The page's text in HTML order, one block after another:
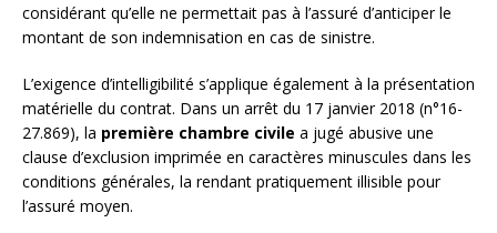
considérant qu’elle ne permettait pas à l’assuré d’anticiper le
montant de son indemnisation en cas de sinistre.
L’exigence d’intelligibilité s’applique également à la présentation
matérielle du contrat. Dans un arrêt du 17 janvier 2018 (n°16-
27.869), la première chambre civile a jugé abusive une
clause d’exclusion imprimée en caractères minuscules dans les
conditions générales, la rendant pratiquement illisible pour
l’assuré moyen.